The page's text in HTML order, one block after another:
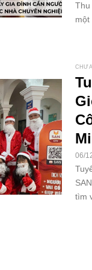
Thu
một
06/
tìm